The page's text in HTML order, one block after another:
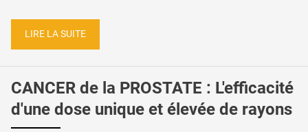
LIRE LA SUITE
CANCER de la PROSTATE : L'efficacité
d'une dose unique et élevée de rayons